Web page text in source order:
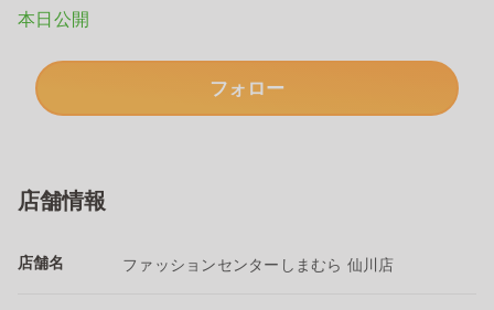
本日公開
フォロー
店舗情報
店舗名 ファッションセンターしまむら 仙川店